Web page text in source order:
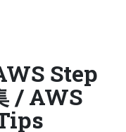
Step
/ AWS